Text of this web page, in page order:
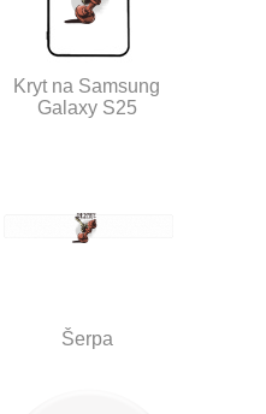
Kryt na Samsung
Galaxy S25
Šerpa